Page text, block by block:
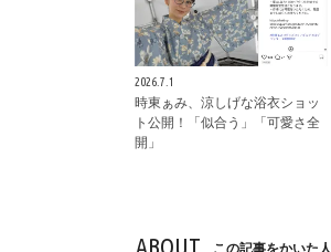
2026.7.1
時東ぁみ、涼しげな浴衣ショッ
ト公開！「似合う」「可愛さ全
開」
ABOUT この記事をかいた人